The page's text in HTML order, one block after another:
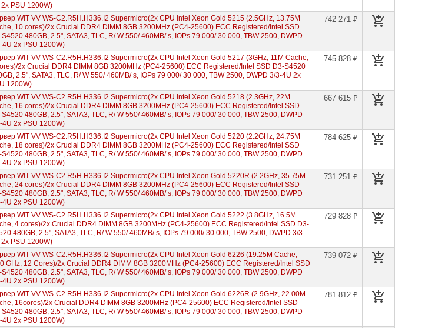
PSU 1200W)
WIT VV WS-C2.R5H.H336.I2 Supermicro(2x CPU Intel Xeon Gold 5215 (2.5GHz, 13.75M
10 cores)/2x Crucial DDR4 DIMM 8GB 3200MHz (PC4-25600) ECC Registered/Intel SSD
S4520 480GB, 2.5", SATA3, TLC, R/ W 550/ 460MB/ s, IOPs 79 000/ 30 000, TBW 2500, DWPD
4U 2x PSU 1200W)
742 271 ₽
WIT VV WS-C2.R5H.H336.I2 Supermicro(2x CPU Intel Xeon Gold 5217 (3GHz, 11M Cache,
2x Crucial DDR4 DIMM 8GB 3200MHz (PC4-25600) ECC Registered/Intel SSD D3-S4520
2.5", SATA3, TLC, R/ W 550/ 460MB/ s, IOPs 79 000/ 30 000, TBW 2500, DWPD 3/3-4U 2x
1200W)
745 828 ₽
WIT VV WS-C2.R5H.H336.I2 Supermicro(2x CPU Intel Xeon Gold 5218 (2.3GHz, 22M
16 cores)/2x Crucial DDR4 DIMM 8GB 3200MHz (PC4-25600) ECC Registered/Intel SSD
S4520 480GB, 2.5", SATA3, TLC, R/ W 550/ 460MB/ s, IOPs 79 000/ 30 000, TBW 2500, DWPD
4U 2x PSU 1200W)
667 615 ₽
WIT VV WS-C2.R5H.H336.I2 Supermicro(2x CPU Intel Xeon Gold 5220 (2.2GHz, 24.75M
18 cores)/2x Crucial DDR4 DIMM 8GB 3200MHz (PC4-25600) ECC Registered/Intel SSD
S4520 480GB, 2.5", SATA3, TLC, R/ W 550/ 460MB/ s, IOPs 79 000/ 30 000, TBW 2500, DWPD
4U 2x PSU 1200W)
784 625 ₽
WIT VV WS-C2.R5H.H336.I2 Supermicro(2x CPU Intel Xeon Gold 5220R (2.2GHz, 35.75M
24 cores)/2x Crucial DDR4 DIMM 8GB 3200MHz (PC4-25600) ECC Registered/Intel SSD
S4520 480GB, 2.5", SATA3, TLC, R/ W 550/ 460MB/ s, IOPs 79 000/ 30 000, TBW 2500, DWPD
4U 2x PSU 1200W)
731 251 ₽
WIT VV WS-C2.R5H.H336.I2 Supermicro(2x CPU Intel Xeon Gold 5222 (3.8GHz, 16.5M
4 cores)/2x Crucial DDR4 DIMM 8GB 3200MHz (PC4-25600) ECC Registered/Intel SSD D3-
480GB, 2.5", SATA3, TLC, R/ W 550/ 460MB/ s, IOPs 79 000/ 30 000, TBW 2500, DWPD 3/3-
PSU 1200W)
729 828 ₽
WIT VV WS-C2.R5H.H336.I2 Supermicro(2x CPU Intel Xeon Gold 6226 (19.25M Cache,
GHz, 12 Cores)/2x Crucial DDR4 DIMM 8GB 3200MHz (PC4-25600) ECC Registered/Intel SSD
S4520 480GB, 2.5", SATA3, TLC, R/ W 550/ 460MB/ s, IOPs 79 000/ 30 000, TBW 2500, DWPD
4U 2x PSU 1200W)
739 072 ₽
WIT VV WS-C2.R5H.H336.I2 Supermicro(2x CPU Intel Xeon Gold 6226R (2.9GHz, 22.00M
16cores)/2x Crucial DDR4 DIMM 8GB 3200MHz (PC4-25600) ECC Registered/Intel SSD
S4520 480GB, 2.5", SATA3, TLC, R/ W 550/ 460MB/ s, IOPs 79 000/ 30 000, TBW 2500, DWPD
4U 2x PSU 1200W)
781 812 ₽